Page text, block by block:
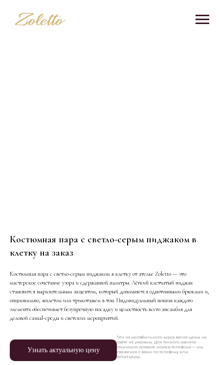
Костюмная пара с светло-серым пиджаком в
клетку на заказ
Костюмная пара с светло-серым пиджаком в клетку от ателье Zoletto — это
мастерское сочетание узора и сдержанной палитры. Лёгкий клетчатый пиджак
становится выразительным акцентом, который дополняется однотонными брюками и,
опционально, жилетом или трикотажем в тон. Индивидуальный пошив каждого
элемента обеспечивает безупречную посадку и целостность всего ансамбля для
деловой casual-среды и светских мероприятий.
Узнать актуальную цену
*Из-за нестабильного курса валют цены на
сайте не указаны. Для точного расчета
стоимости оставьте номер телефона — мы
свяжемся с вами по телефону или
WhatsApp.